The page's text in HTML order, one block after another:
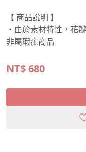
【 商品說明 】
・由於素材特性，花
非屬瑕疵商品
NT$680